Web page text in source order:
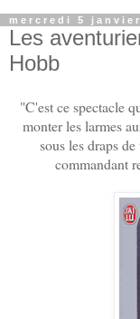
mercredi 5 janvier
Les
Hobb
"C'est ce spectacle
monter les larmes
sous les draps
commandant